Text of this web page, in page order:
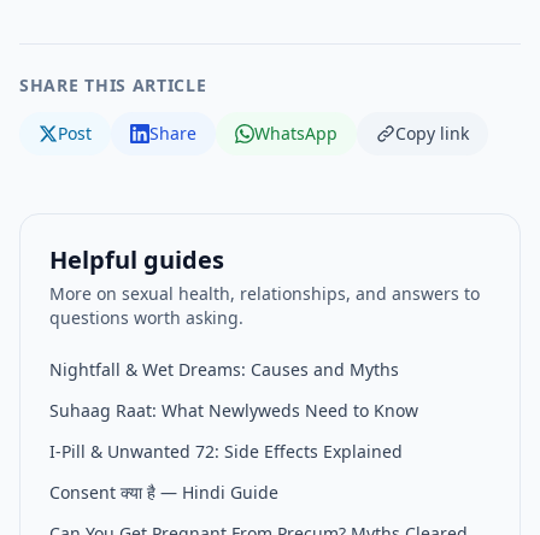
SHARE THIS ARTICLE
Post Share WhatsApp Copy link
Helpful guides
More on sexual health, relationships, and answers to
questions worth asking.
Nightfall & Wet Dreams: Causes and Myths
Suhaag Raat: What Newlyweds Need to Know
I-Pill & Unwanted 72: Side Effects Explained
Consent क्या है — Hindi Guide